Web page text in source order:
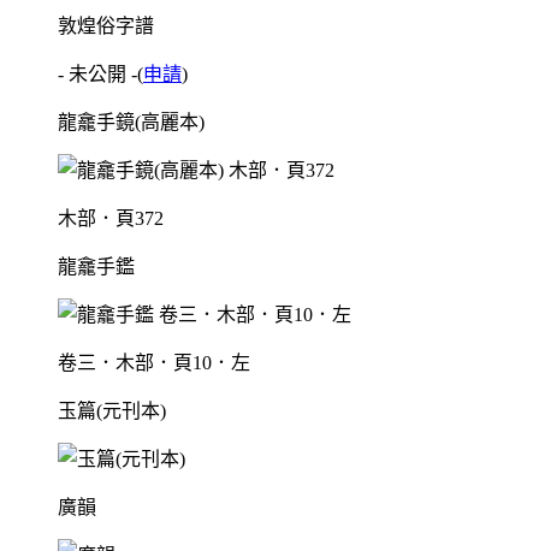
敦煌俗字譜
- 未公開 -(申請)
龍龕手鏡(高麗本)
木部．頁372
龍龕手鑑
卷三．木部．頁10．左
玉篇(元刊本)
廣韻